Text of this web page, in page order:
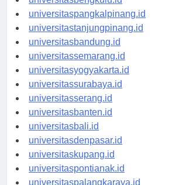
universitasbengkulu.id
universitaspangkalpinang.id
universitastanjungpinang.id
universitasbandung.id
universitassemarang.id
universitasyogyakarta.id
universitassurabaya.id
universitasserang.id
universitasbanten.id
universitasbali.id
universitasdenpasar.id
universitaskupang.id
universitaspontianak.id